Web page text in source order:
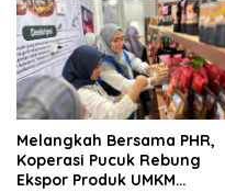
Melangkah Bersama PHR,
Koperasi Pucuk Rebung
Ekspor Produk UMKM